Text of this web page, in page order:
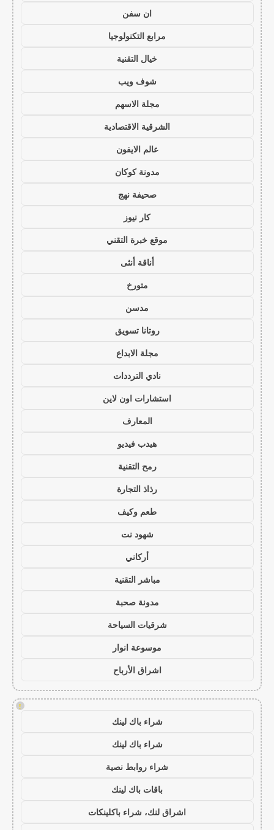
ان سفن
مرابع التكنولوجيا
خيال التقنية
شوف ويب
مجلة الاسهم
الشرقية الاقتصادية
عالم الايفون
مدونة كوكان
صحيفة نهج
كار نيوز
موقع خبرة التقني
أناقة أنثى
متورخ
مدسن
روتانا تسويق
مجلة الابداع
نادي الترددات
استشارات اون لاين
المعارف
هيدب فيديو
رمح التقنية
رذاذ التجارة
طعم وكيف
شهود نت
أركاني
مباشر التقنية
مدونة صحبة
شرقيات السياحة
موسوعة انوار
اشراق الأرباح
!
شراء باك لينك
شراء باك لينك
شراء روابط نصية
باقات باك لينك
اشراق لنك، شراء باكلينكات